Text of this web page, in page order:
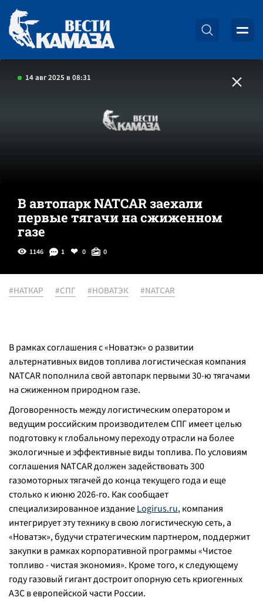
14 авг 2025 в 08:31
В автопарк NATCAR заехали
первые тягачи на сжиженном
газе
1146 1 0 0
#НАТКАР #СПГ #НОВАТЭК #NATCAR
В рамках соглашения с «Новатэк» о развитии
альтернативных видов топлива логистическая компания
NATCAR пополнила свой автопарк первыми 30-ю тягачами
на сжиженном природном газе.
Договоренность между логистическим оператором и
ведущим российским производителем СПГ имеет целью
подготовку к глобальному переходу отрасли на более
экологичные и эффективные виды топлива. По условиям
соглашения NATCAR должен задействовать 300
газомоторных тягачей до конца текущего года и еще
столько к июню 2026-го. Как сообщает
специализированное изданиеLogirus.ru, компания
интегрирует эту технику в свою логистическую сеть, а
«Новатэк», будучи стратегическим партнером, поддержит
закупки в рамках корпоративной программы «Чистое
топливо - чистая экономия». Кроме того, к следующему
году газовый гигант достроит опорную сеть криогенных
АЗС в европейской части России.